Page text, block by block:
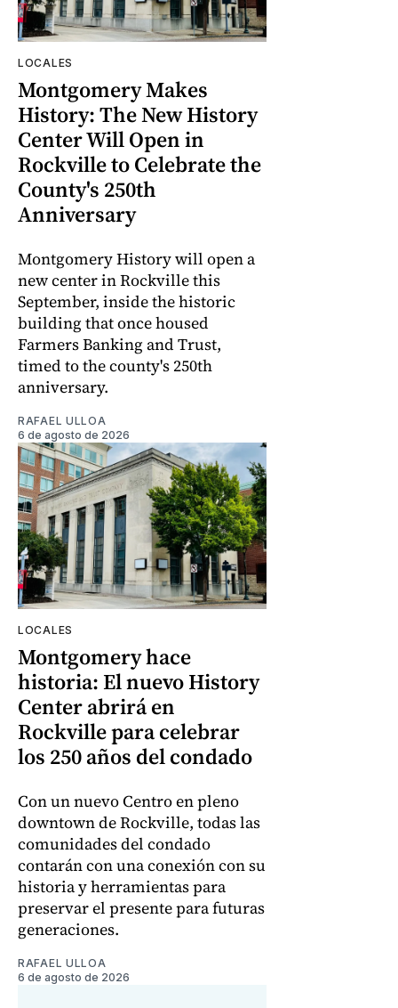
LOCALES
Montgomery Makes
History: The New History
Center Will Open in
Rockville to Celebrate the
County's 250th
Anniversary
Montgomery History will open a
new center in Rockville this
September, inside the historic
building that once housed
Farmers Banking and Trust,
timed to the county's 250th
anniversary.
RAFAEL ULLOA
6 de agosto de 2026
LOCALES
Montgomery hace
historia: El nuevo History
Center abrirá en
Rockville para celebrar
los 250 años del condado
Con un nuevo Centro en pleno
downtown de Rockville, todas las
comunidades del condado
contarán con una conexión con su
historia y herramientas para
preservar el presente para futuras
generaciones.
RAFAEL ULLOA
6 de agosto de 2026